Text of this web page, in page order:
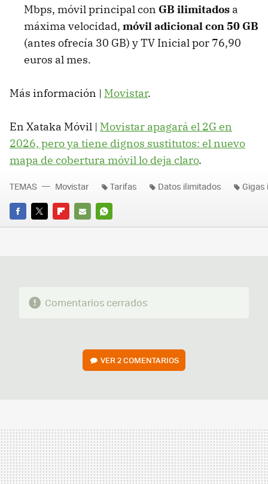
Mbps, móvil principal con GB ilimitados a
máxima velocidad, móvil adicional con 50 GB
(antes ofrecía 30 GB) y TV Inicial por 76,90
euros al mes.
Más información | Movistar.
En Xataka Móvil | Movistar apagará el 2G en
2026, pero ya tiene dignos sustitutos: el nuevo
mapa de cobertura móvil lo deja claro.
FACEBOOK
TWITTERFLIPBOARD
E-
WHATSAPP
TEMAS Movistar Tarifas Datos ilimitados
Comentarios cerrados
VER2 COMENTARIOS